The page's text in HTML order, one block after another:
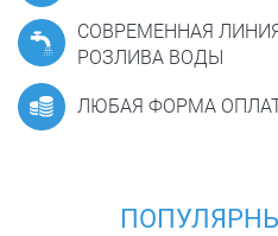
СОВРЕМЕННАЯ
РОЗЛИВА ВОДЫ
ЛЮБАЯ ФОРМА